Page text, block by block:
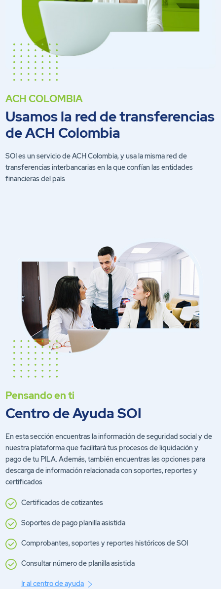
ACH COLOMBIA
Usamos la red de transferencias
de ACH Colombia
SOI es un servicio de ACH Colombia, y usa la misma red de
transferencias interbancarias en la que confían las entidades
financieras del país
Pensando en ti
Centro de Ayuda SOI
En esta sección encuentras la información de seguridad social y de
nuestra plataforma que facilitará tus procesos de liquidación y
pago de tu PILA. Además, también encuentras las opciones para
descarga de información relacionada con soportes, reportes y
certificados
Certificados de cotizantes
Soportes de pago planilla asistida
Comprobantes, soportes y reportes históricos de SOI
Consultar número de planilla asistida
Ir al centro de ayuda